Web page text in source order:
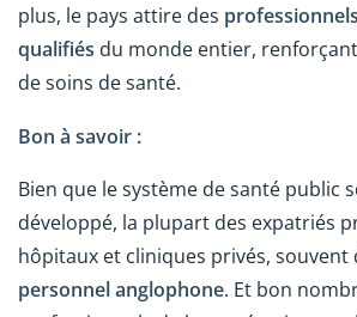
plus, le pays attire des
qualifiés du monde entier,
de soins de santé.
Bon à savoir :
Bien que le système de santé public
développé, la plupart des expatriés
hôpitaux et cliniques privés, souvent
personnel anglophone. Et bon